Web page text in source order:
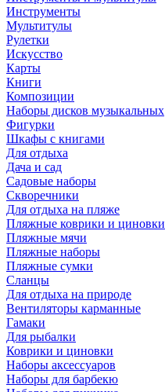
Инструменты
Мультитулы
Рулетки
Искусство
Карты
Книги
Композиции
Наборы дисков музыкальных
Фигурки
Шкафы с книгами
Для отдыха
Дача и сад
Садовые наборы
Скворечники
Для отдыха на пляже
Пляжные коврики и циновки
Пляжные мячи
Пляжные наборы
Пляжные сумки
Сланцы
Для отдыха на природе
Вентиляторы карманные
Гамаки
Для рыбалки
Коврики и циновки
Наборы аксессуаров
Наборы для барбекю